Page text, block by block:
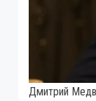
Дмитрий